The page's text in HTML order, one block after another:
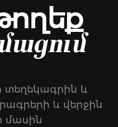
տեղեկագրին և
և վերջին
մասին